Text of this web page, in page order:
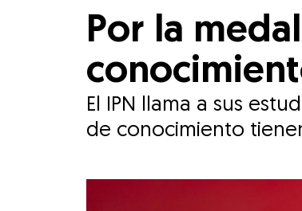
Por la
El IPN llama a sus
de conocimiento